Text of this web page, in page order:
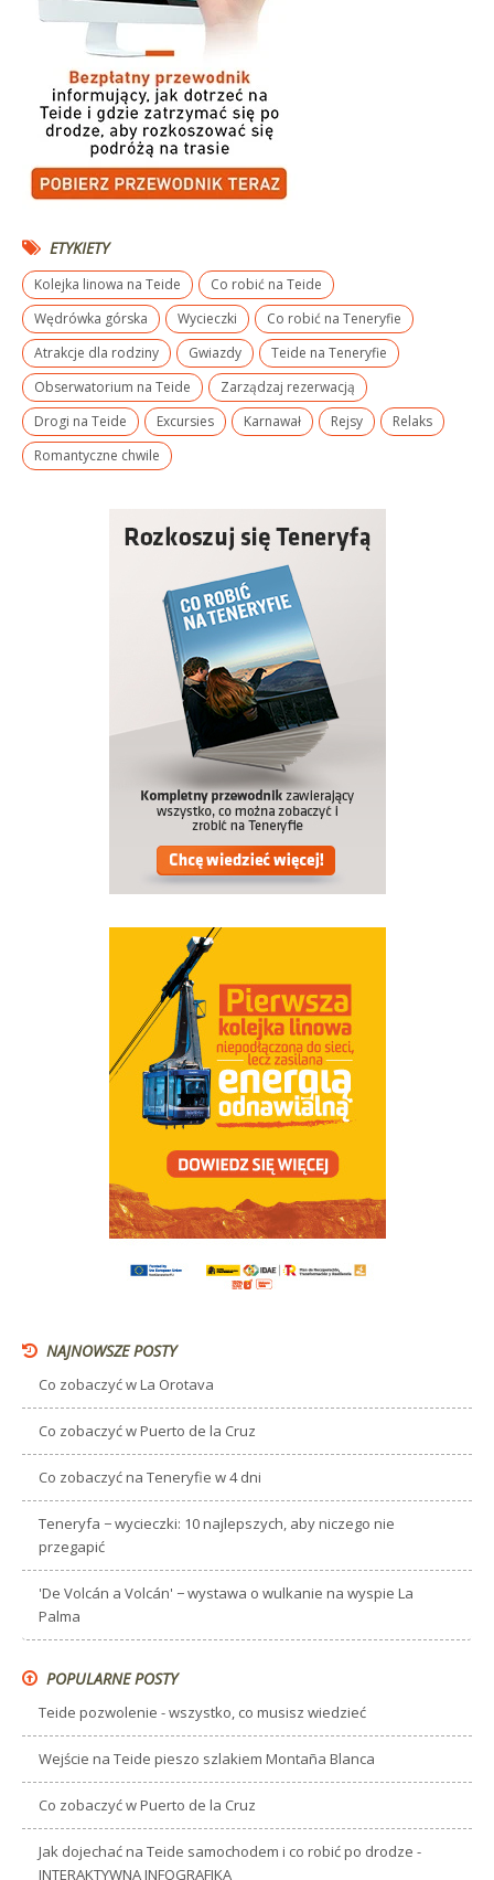
ETYKIETY
Kolejka linowa na Teide
Co robić na Teide
Wędrówka górska
Wycieczki
Co robić na Teneryfie
Atrakcje dla rodziny
Gwiazdy
Teide na Teneryfie
Obserwatorium na Teide
Zarządzaj rezerwacją
Drogi na Teide
Excursies Karnawał Rejsy
Relaks
Romantyczne chwile
NAJNOWSZE POSTY
Co zobaczyć w La Orotava
Co zobaczyć w Puerto de la Cruz
Co zobaczyć na Teneryfie w 4 dni
Teneryfa − wycieczki: 10 najlepszych, aby niczego nie
przegapić
'De Volcán a Volcán' − wystawa o wulkanie na wyspie La
Palma
POPULARNE POSTY
Teide pozwolenie - wszystko, co musisz wiedzieć
Wejście na Teide pieszo szlakiem Montaña Blanca
Co zobaczyć w Puerto de la Cruz
Jak dojechać na Teide samochodem i co robić po drodze -
INTERAKTYWNA INFOGRAFIKA